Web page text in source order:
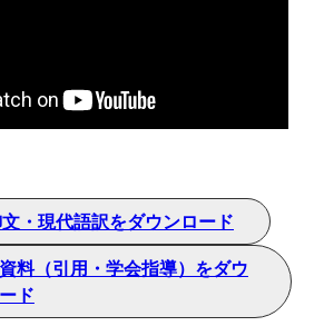
・現代語訳をダウンロード
料（引用・学会指導）をダウ
ド